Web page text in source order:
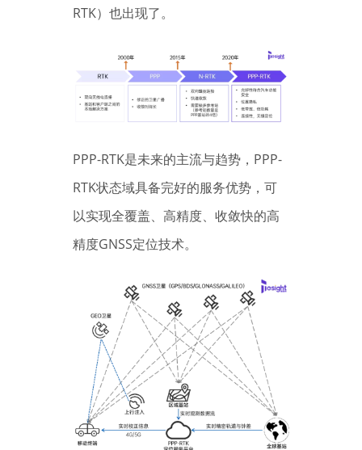
RTK）也出现了。
PPP-RTK是未来的主流与趋势，PPP-
RTK状态域具备完好的服务优势，可
以实现全覆盖、高精度、收敛快的高
精度GNSS定位技术。